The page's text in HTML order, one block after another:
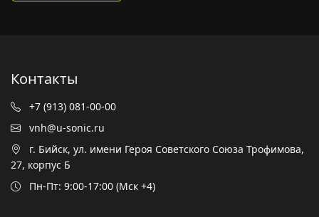
Контакты
+7 (913) 081-00-00
vnh@u-sonic.ru
г. Бийск, ул. имени Героя Советского Союза Трофимова,
27, корпус Б
Пн-Пт: 9:00-17:00 (Мск +4)